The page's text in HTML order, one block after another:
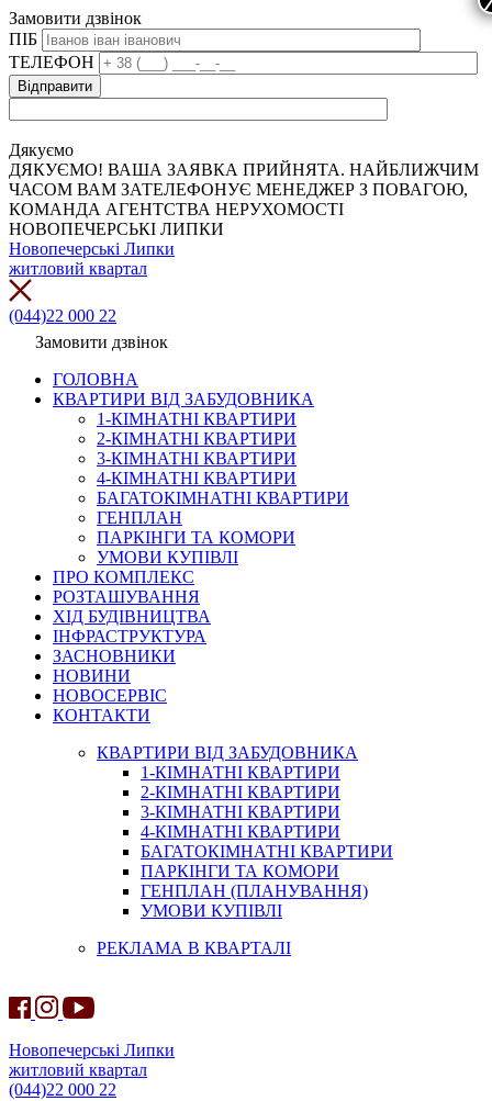
Замовити дзвінок
ПІБ
ТЕЛЕФОН
Дякуємо
ДЯКУЄМО! ВАША ЗАЯВКА ПРИЙНЯТА. НАЙБЛИЖЧИМ
ЧАСОМ ВАМ ЗАТЕЛЕФОНУЄ МЕНЕДЖЕР З ПОВАГОЮ,
КОМАНДА АГЕНТСТВА НЕРУХОМОСТІ
НОВОПЕЧЕРСЬКІ ЛИПКИ
Новопечерські Липки
житловий квартал
(044)22 000 22
Замовити дзвінок
ГОЛОВНА
КВАРТИРИ ВІД ЗАБУДОВНИКА
1-КІМНАТНІ КВАРТИРИ
2-КІМНАТНІ КВАРТИРИ
3-КІМНАТНІ КВАРТИРИ
4-КІМНАТНІ КВАРТИРИ
БАГАТОКІМНАТНІ КВАРТИРИ
ГЕНПЛАН
ПАРКІНГИ ТА КОМОРИ
УМОВИ КУПІВЛІ
ПРО КОМПЛЕКС
РОЗТАШУВАННЯ
ХІД БУДІВНИЦТВА
ІНФРАСТРУКТУРА
ЗАСНОВНИКИ
НОВИНИ
НОВОСЕРВІС
КОНТАКТИ
КВАРТИРИ ВІД ЗАБУДОВНИКА
1-КІМНАТНІ КВАРТИРИ
2-КІМНАТНІ КВАРТИРИ
3-КІМНАТНІ КВАРТИРИ
4-КІМНАТНІ КВАРТИРИ
БАГАТОКІМНАТНІ КВАРТИРИ
ПАРКІНГИ ТА КОМОРИ
ГЕНПЛАН (ПЛАНУВАННЯ)
УМОВИ КУПІВЛІ
РЕКЛАМА В КВАРТАЛІ
Новопечерські Липки
житловий квартал
(044)22 000 22